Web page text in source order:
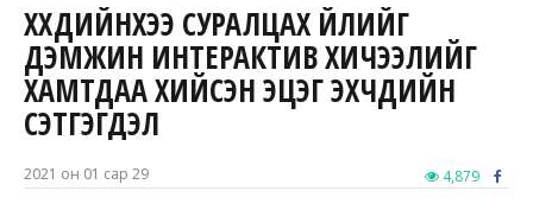
ХҮҮХДИЙНХЭЭ СУРАЛЦАХ ҮЙЛИЙГ
ДЭМЖИН ИНТЕРАКТИВ ХИЧЭЭЛИЙГ
ХАМТДАА ХИЙСЭН ЭЦЭГ ЭХЧҮҮДИЙН
СЭТГЭГДЭЛ
2021 он 01 сар 29 4,879